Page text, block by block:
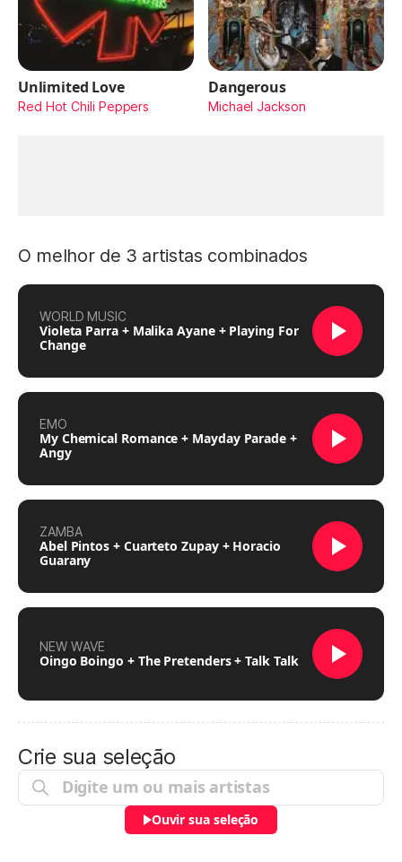
Unlimited Love
Red Hot Chili Peppers
Dangerous
Michael Jackson
O melhor de 3 artistas combinados
WORLD MUSIC
Violeta Parra + Malika Ayane + Playing For
Change
EMO
My Chemical Romance + Mayday Parade +
Angy
ZAMBA
Abel Pintos + Cuarteto Zupay + Horacio
Guarany
NEW WAVE
Oingo Boingo + The Pretenders + Talk Talk
Crie sua seleção
Ouvir sua seleção